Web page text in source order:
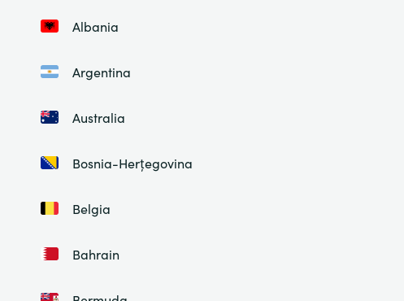
Albania
Argentina
Australia
Bosnia-Herțegovina
Belgia
Bahrain